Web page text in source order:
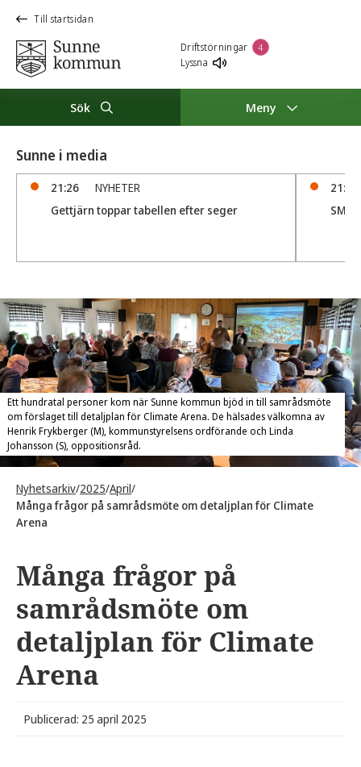
Till startsidan
Driftstörningar 4
Lyssna
Sök Meny
Sunne i media
21:26
NYHETER
Gettjärn toppar tabellen efter seger
21:05
SM
Ett hundratal personer kom när Sunne kommun bjöd in till samrådsmöte
om förslaget till detaljplan för Climate Arena. De hälsades välkomna av
Henrik Frykberger (M), kommunstyrelsens ordförande och Linda
Johansson (S), oppositionsråd.
Nyhetsarkiv/2025/April/
Många frågor på samrådsmöte om detaljplan för Climate
Arena
Många frågor på
samrådsmöte om
detaljplan för Climate
Arena
Publicerad: 25 april 2025